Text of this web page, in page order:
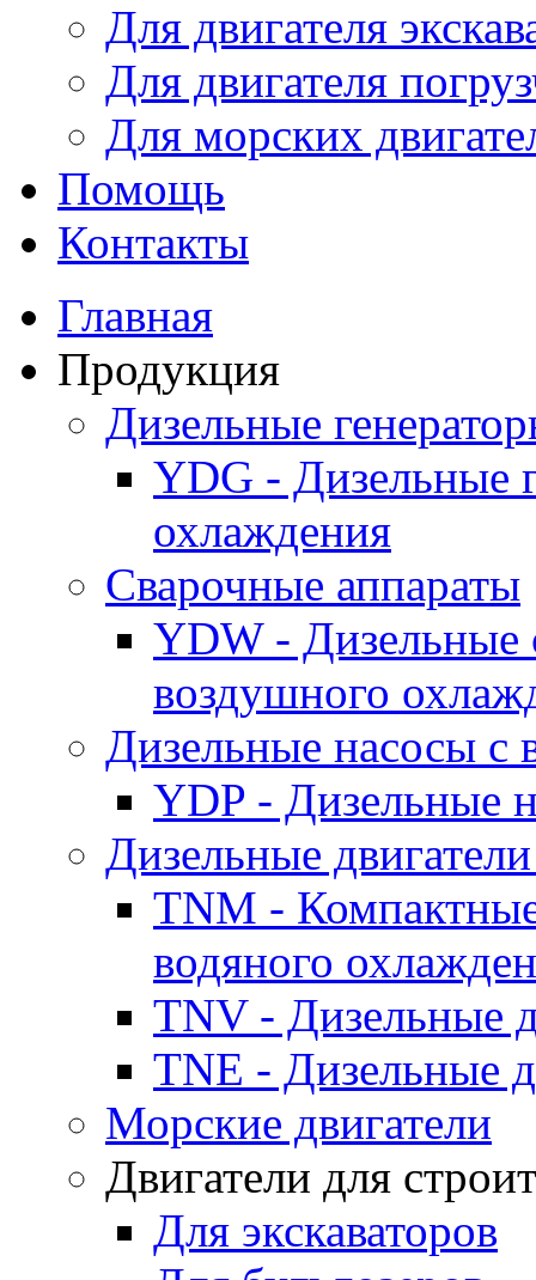
Для двигателя
Для двигателя
Для морских
Помощь
Контакты
Главная
Продукция
Дизельные
YDG - Дизельные
охлаждения
Cварочные аппараты
YDW - Дизельные
воздушного
Дизельные насосы
YDP - Дизельные
Дизельные
TNM -
водяного
TNV - Дизельные
TNE - Дизельные
Морские двигатели
Двигатели для
Для экскаваторов